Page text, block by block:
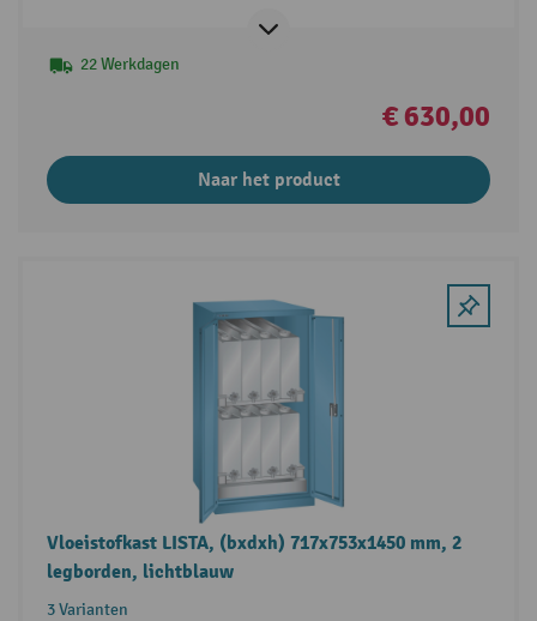
22 Werkdagen
€ 630,00
Naar het product
Vloeistofkast LISTA, (bxdxh) 717x753x1450 mm, 2
legborden, lichtblauw
3 Varianten